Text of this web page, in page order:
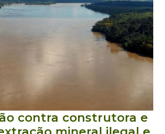
contra construtora e